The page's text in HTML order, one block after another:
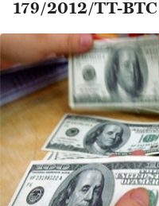
179/2012/TT-BTC